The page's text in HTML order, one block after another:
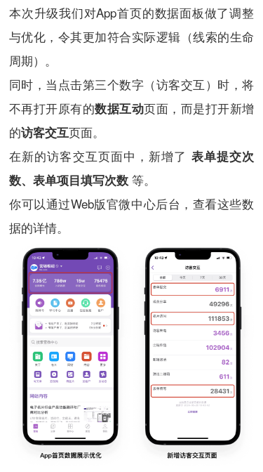
本次升级我们对App首页的数据面板做了调整
与优化，令其更加符合实际逻辑（线索的生命
周期）。
同时，当点击第三个数字（访客交互）时，将
不再打开原有的数据互动页面，而是打开新增
的访客交互页面。
在新的访客交互页面中，新增了 表单提交次
数、表单项目填写次数 等。
你可以通过Web版官微中心后台，查看这些数
据的详情。